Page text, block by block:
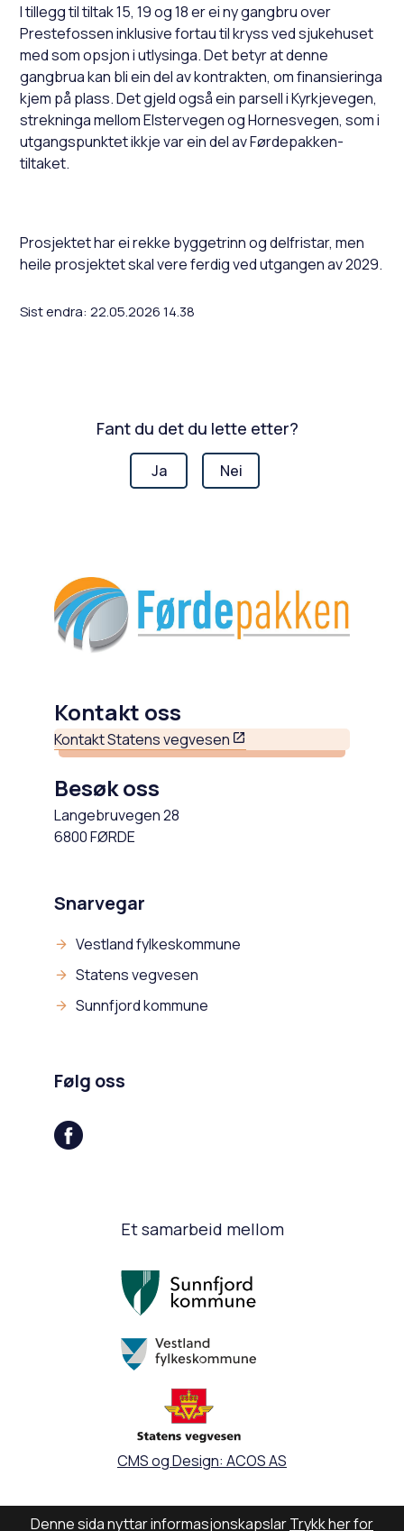
I tillegg til tiltak 15, 19 og 18 er ei ny gangbru over
Prestefossen inklusive fortau til kryss ved sjukehuset
med som opsjon i utlysinga. Det betyr at denne
gangbrua kan bli ein del av kontrakten, om finansieringa
kjem på plass. Det gjeld også ein parsell i Kyrkjevegen,
strekninga mellom Elstervegen og Hornesvegen, som i
utgangspunktet ikkje var ein del av Førdepakken-
tiltaket.
Prosjektet har ei rekke byggetrinn og delfristar, men
heile prosjektet skal vere ferdig ved utgangen av 2029.
Sist endra 22.05.2026 14.38
Fant du det du lette etter?
Ja Nei
Kontakt oss
Kontakt Statens vegvesen
Besøk oss
Langebruvegen 28
6800 FØRDE
Snarvegar
Vestland fylkeskommune
Statens vegvesen
Sunnfjord kommune
Følg oss
Et samarbeid mellom
CMS og Design: ACOS AS
Denne sida nyttar informasjonskapslarTrykk her for